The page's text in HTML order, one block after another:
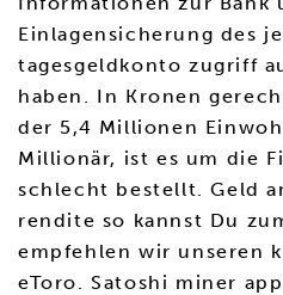
Einlagensicherung des
tagesgeldkonto zugriff
haben. In Kronen
der 5,4 Millionen
Millionär, ist es um die
schlecht bestellt. Geld
rendite so kannst Du
empfehlen wir unseren
eToro. Satoshi miner